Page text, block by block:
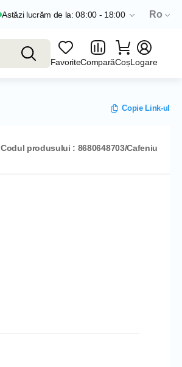
Astăzi lucrăm de la: 08:00 - 18:00 Ro
FavoriteComparăCoșLogare
Copie Link-ul
Codul produsului : 8680648703/Cafeniu